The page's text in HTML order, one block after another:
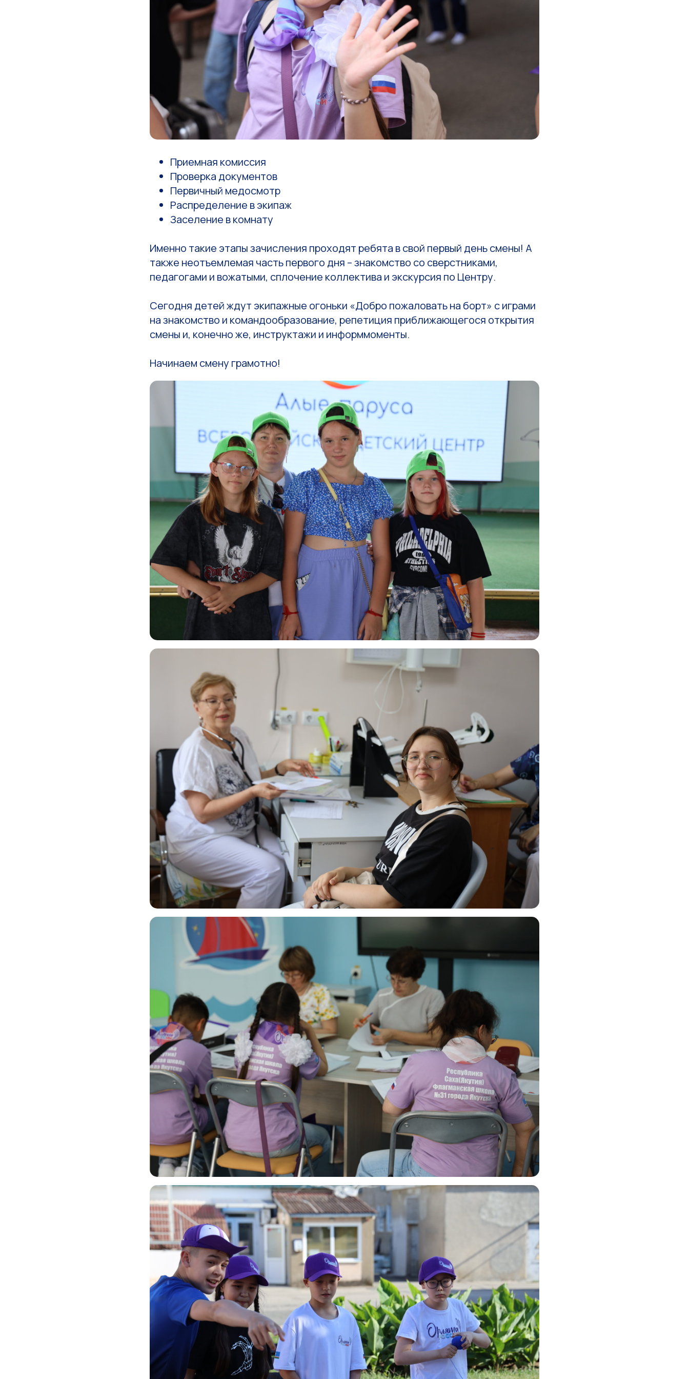
Приемная комиссия
Проверка документов
Первичный медосмотр
Распределение в экипаж
Заселение в комнату
Именно такие этапы зачисления проходят ребята в свой первый день смены! А
также неотъемлемая часть первого дня – знакомство со сверстниками,
педагогами и вожатыми, сплочение коллектива и экскурсия по Центру.
Сегодня детей ждут экипажные огоньки «Добро пожаловать на борт» с играми
на знакомство и командообразование, репетиция приближающегося открытия
смены и, конечно же, инструктажи и информмоменты.
Начинаем смену грамотно!